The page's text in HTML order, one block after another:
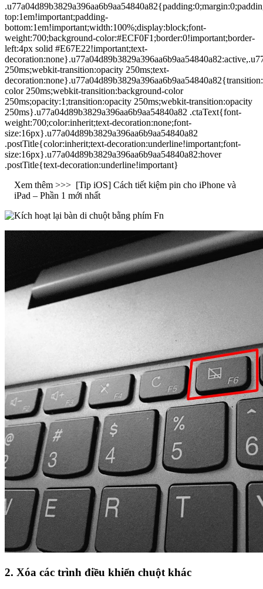
top:1em!important;padding-
bottom:1em!important;width:100%;display:block;font-
weight:700;background-color:#ECF0F1;border:0!important;border-
left:4px solid #E67E22!important;text-
250ms;webkit-transition:opacity 250ms;text-
color 250ms;webkit-transition:background-color
250ms;opacity:1;transition:opacity 250ms;webkit-transition:opacity
250ms}.u77a04d89b3829a396aa6b9aa54840a82 .ctaText{font-
weight:700;color:inherit;text-decoration:none;font-
size:16px}.u77a04d89b3829a396aa6b9aa54840a82
.postTitle{color:inherit;text-decoration:underline!important;font-
size:16px}.u77a04d89b3829a396aa6b9aa54840a82:hover
.postTitle{text-decoration:underline!important}
Xem thêm >>> [Tip iOS] Cách tiết kiệm pin cho iPhone và
iPad – Phần 1 mới nhất
2. Xóa các trình điều khiển chuột khác